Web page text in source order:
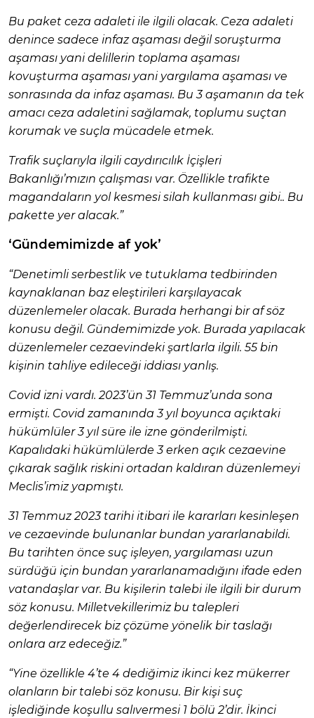
Bu paket ceza adaleti ile ilgili olacak. Ceza adaleti
denince sadece infaz aşaması değil soruşturma
aşaması yani delillerin toplama aşaması
kovuşturma aşaması yani yargılama aşaması ve
sonrasında da infaz aşaması. Bu 3 aşamanın da tek
amacı ceza adaletini sağlamak, toplumu suçtan
korumak ve suçla mücadele etmek.
Trafik suçlarıyla ilgili caydırıcılık İçişleri
Bakanlığı’mızın çalışması var. Özellikle trafikte
magandaların yol kesmesi silah kullanması gibi.. Bu
pakette yer alacak.”
‘Gündemimizde af yok’
“Denetimli serbestlik ve tutuklama tedbirinden
kaynaklanan baz eleştirileri karşılayacak
düzenlemeler olacak. Burada herhangi bir af söz
konusu değil. Gündemimizde yok. Burada yapılacak
düzenlemeler cezaevindeki şartlarla ilgili. 55 bin
kişinin tahliye edileceği iddiası yanlış.
Covid izni vardı. 2023’ün 31 Temmuz’unda sona
ermişti. Covid zamanında 3 yıl boyunca açıktaki
hükümlüler 3 yıl süre ile izne gönderilmişti.
Kapalıdaki hükümlülerde 3 erken açık cezaevine
çıkarak sağlık riskini ortadan kaldıran düzenlemeyi
Meclis’imiz yapmıştı.
31 Temmuz 2023 tarihi itibari ile kararları kesinleşen
ve cezaevinde bulunanlar bundan yararlanabildi.
Bu tarihten önce suç işleyen, yargılaması uzun
sürdüğü için bundan yararlanamadığını ifade eden
vatandaşlar var. Bu kişilerin talebi ile ilgili bir durum
söz konusu. Milletvekillerimiz bu talepleri
değerlendirecek biz çözüme yönelik bir taslağı
onlara arz edeceğiz.”
“Yine özellikle 4’te 4 dediğimiz ikinci kez mükerrer
olanların bir talebi söz konusu. Bir kişi suç
işlediğinde koşullu salıvermesi 1 bölü 2’dir. İkinci